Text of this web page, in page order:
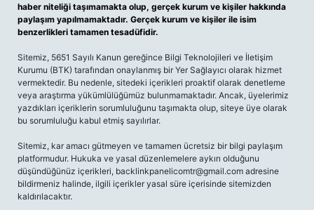
haber niteliği taşımamakta olup, gerçek kurum ve kişiler hakkında
paylaşım yapılmamaktadır. Gerçek kurum ve kişiler ile isim
benzerlikleri tamamen tesadüfidir.
Sitemiz, 5651 Sayılı Kanun gereğince Bilgi Teknolojileri ve İletişim
Kurumu (BTK) tarafından onaylanmış bir Yer Sağlayıcı olarak hizmet
vermektedir. Bu nedenle, sitedeki içerikleri proaktif olarak denetleme
veya araştırma yükümlülüğümüz bulunmamaktadır. Ancak, üyelerimiz
yazdıkları içeriklerin sorumluluğunu taşımakta olup, siteye üye olarak
bu sorumluluğu kabul etmiş sayılırlar.
Sitemiz, kar amacı gütmeyen ve tamamen ücretsiz bir bilgi paylaşım
platformudur. Hukuka ve yasal düzenlemelere aykırı olduğunu
düşündüğünüz içerikleri, backlinkpanelicomtr@gmail.com adresine
bildirmeniz halinde, ilgili içerikler yasal süre içerisinde sitemizden
kaldırılacaktır.